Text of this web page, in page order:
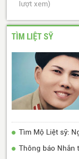
lượt xem)
TÌM LIỆT SỸ
Tìm Mộ Liệt sỹ:
Thông báo Nhắn